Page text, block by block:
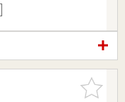
お気に入
りに追加